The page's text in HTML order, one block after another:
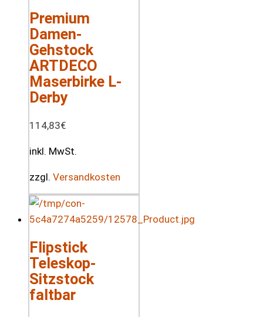
Premium
Damen-
Gehstock
ARTDECO
Maserbirke L-
Derby
114,83€
inkl. MwSt.
zzgl. Versandkosten
Flipstick
Teleskop-
Sitzstock
faltbar